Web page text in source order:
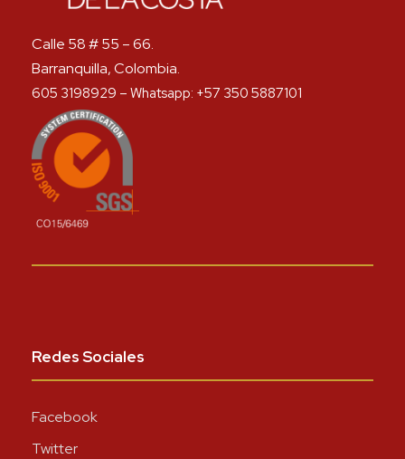
Calle 58 # 55 – 66.
Barranquilla, Colombia.
605 3198929 – Whatsapp: +57 350 5887101
Redes Sociales
Facebook
Twitter